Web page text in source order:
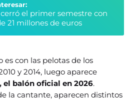
el primer semestre con
21 millones de euros
es con las pelotas de los
y 2014, luego aparece
el balón oficial en 2026.
la cantante, aparecen distintos